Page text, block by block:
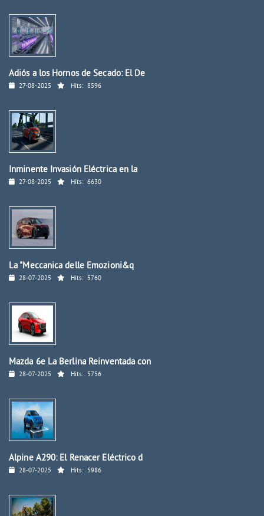
Adiós a los Hornos de Secado: El De
27-08-2025 Hits: 8596
Inminente Invasión Eléctrica en la
27-08-2025 Hits: 6630
La "Meccanica delle Emozioni&q
28-07-2025 Hits: 5760
Mazda 6e La Berlina Reinventada con
28-07-2025 Hits: 5756
Alpine A290: El Renacer Eléctrico d
28-07-2025 Hits: 5986